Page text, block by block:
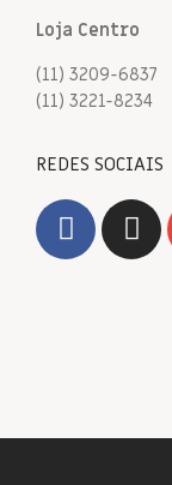
Loja Centro
(11) 3209-6837
(11) 3221-8234
REDES SOCIAIS